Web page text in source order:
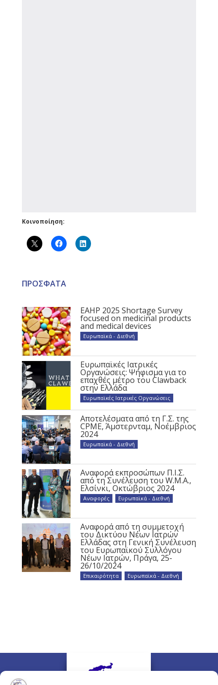
Κοινοποίηση:
ΠΡΟΣΦΑΤΑ
EAHP 2025 Shortage Survey
focused on medicinal products
and medical devices
Ευρωπαϊκά - Διεθνή
Ευρωπαϊκές Ιατρικές
Οργανώσεις: Ψήφισμα για το
επαχθές μέτρο του Clawback
στην Ελλάδα
Ευρωπαϊκές Ιατρικές Οργανώσεις
Αποτελέσματα από τη Γ.Σ. της
CPME, Άμστερνταμ, Νοέμβριος
2024
Ευρωπαϊκά - Διεθνή
Αναφορά εκπροσώπων Π.Ι.Σ.
από τη Συνέλευση του W.M.A.,
Ελσίνκι, Οκτώβριος 2024
Αναφορές Ευρωπαϊκά - Διεθνή
Αναφορά από τη συμμετοχή
του Δικτύου Νέων Ιατρών
Ελλάδας στη Γενική Συνέλευση
του Ευρωπαϊκού Συλλόγου
Νέων Ιατρών, Πράγα, 25-
26/10/2024
Επικαιρότητα Ευρωπαϊκά - Διεθνή